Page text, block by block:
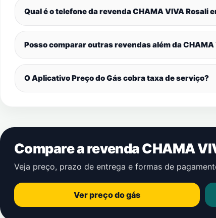
Qual é o telefone da revenda CHAMA VIVA Rosali
Posso comparar outras revendas além da CHAMA
O Aplicativo Preço do Gás cobra taxa de serviço?
Compare a revenda CHAMA
Veja preço, prazo de entrega e formas de
Ver preço do gás